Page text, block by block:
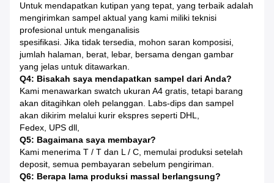
Untuk mendapatkan kutipan yang tepat, yang terbaik adalah
mengirimkan sampel aktual yang kami miliki teknisi
profesional untuk menganalisis
spesifikasi. Jika tidak tersedia, mohon saran komposisi,
jumlah halaman, berat, lebar, bersama dengan gambar
yang jelas untuk ditawarkan.
Q4: Bisakah saya mendapatkan sampel dari Anda?
Kami menawarkan swatch ukuran A4 gratis, tetapi barang
akan ditagihkan oleh pelanggan. Labs-dips dan sampel
akan dikirim melalui kurir ekspres seperti DHL,
Fedex, UPS dll,
Q5: Bagaimana saya membayar?
Kami menerima T / T dan L / C, memulai produksi setelah
deposit, semua pembayaran sebelum pengiriman.
Q6: Berapa lama produksi massal berlangsung?